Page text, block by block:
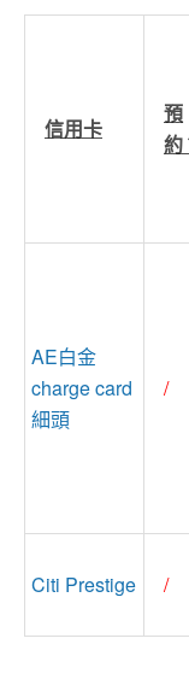
信用卡
預
約
AE白金
charge card
細頭
/
Citi Prestige /